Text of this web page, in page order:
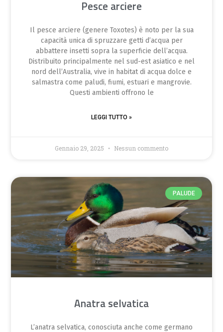
Pesce arciere
Il pesce arciere (genere Toxotes) è noto per la sua
capacità unica di spruzzare getti d’acqua per
abbattere insetti sopra la superficie dell’acqua.
Distribuito principalmente nel sud-est asiatico e nel
nord dell’Australia, vive in habitat di acqua dolce e
salmastra come paludi, fiumi, estuari e mangrovie.
Questi ambienti offrono le
LEGGI TUTTO »
Gennaio 29, 2025 Nessun commento
PALUDE
Anatra selvatica
L’anatra selvatica, conosciuta anche come germano